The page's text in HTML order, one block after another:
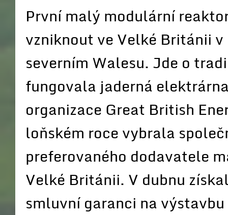
První malý modulární
vzniknout ve Velké Británii
severním Walesu. Jde o
fungovala jaderná
organizace Great British
loňském roce vybrala
preferovaného dodavatele
Velké Británii. V dubnu
smluvní garanci na